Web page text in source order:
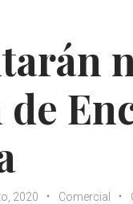
2020 Comercial